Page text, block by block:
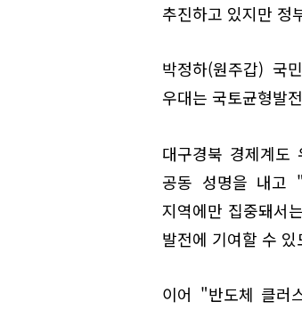
추진하고 있지만 정
박정하(원주갑) 국
우대는 국토균형발
대구경북 경제계도
공동 성명을 내고
지역에만 집중돼서
발전에 기여할 수
이어 "반도체 클러